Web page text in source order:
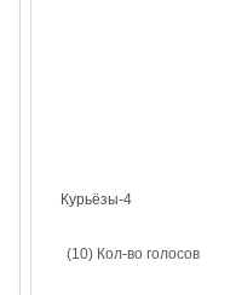
Курьёзы-4
(10) Кол-во голосов